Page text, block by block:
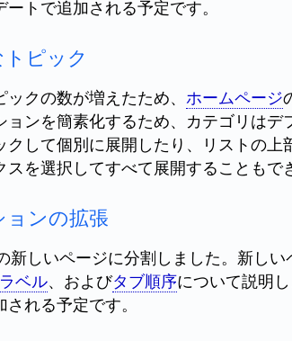
トで追加される予定です。
トピック
クの数が増えたため、 ホームページ
ョンを簡素化するため、カテゴリはデ
クして個別に展開したり、リストの上
スを選択してすべて展開することもで
ョンの拡張
新しいページに分割しました。新しい
ベル、およびタブ順序について説明
れる予定です。